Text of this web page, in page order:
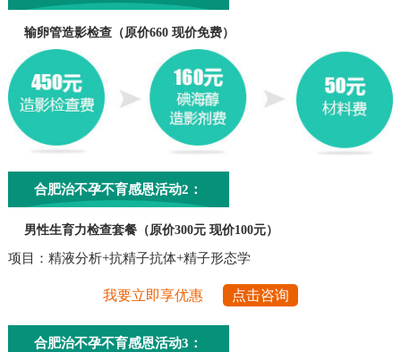
输卵管造影检查（原价660 现价免费）
合肥治不孕不育感恩活动2：
男性生育力检查套餐（原价300元 现价100元）
项目：精液分析+抗精子抗体+精子形态学
我要立即享优惠 点击咨询
合肥治不孕不育感恩活动3：